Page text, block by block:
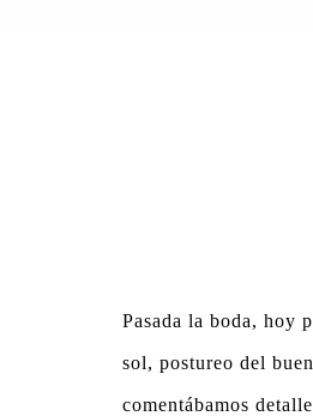
Pasada la boda, hoy
sol, postureo del
comentábamos